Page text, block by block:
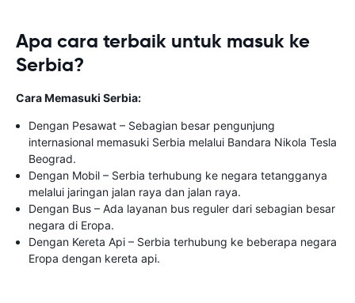
Apa cara terbaik untuk masuk ke
Serbia?
Cara Memasuki Serbia:
Dengan Pesawat – Sebagian besar pengunjung
internasional memasuki Serbia melalui Bandara Nikola Tesla
Beograd.
Dengan Mobil – Serbia terhubung ke negara tetangganya
melalui jaringan jalan raya dan jalan raya.
Dengan Bus – Ada layanan bus reguler dari sebagian besar
negara di Eropa.
Dengan Kereta Api – Serbia terhubung ke beberapa negara
Eropa dengan kereta api.